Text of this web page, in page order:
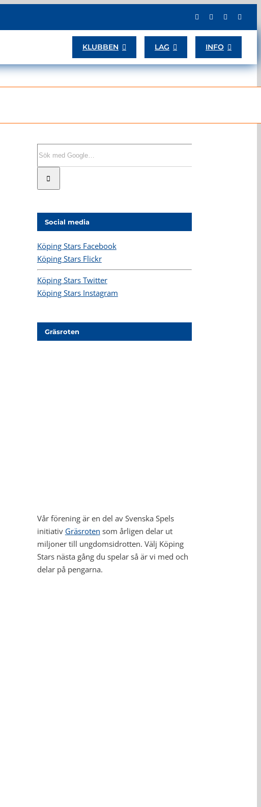
KLUBBEN LAG INFO
Social media
Köping Stars Facebook
Köping Stars Flickr
Köping Stars Twitter
Köping Stars Instagram
Gräsroten
Vår förening är en del av Svenska Spels
initiativ Gräsroten som årligen delar ut
miljoner till ungdomsidrotten. Välj Köping
Stars nästa gång du spelar så är vi med och
delar på pengarna.